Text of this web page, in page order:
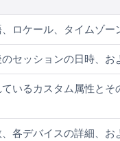
ロケール、タイムゾー
セッションの日時、お
いるカスタム属性と
各デバイスの詳細、お